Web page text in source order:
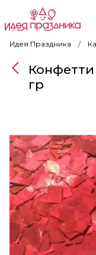
Идея Праздника
Конфетти
гр